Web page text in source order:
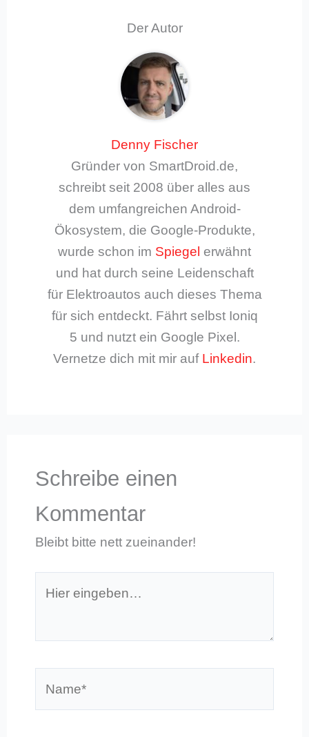
Der Autor
Denny Fischer
Gründer von SmartDroid.de,
schreibt seit 2008 über alles aus
dem umfangreichen Android-
Ökosystem, die Google-Produkte,
wurde schon im Spiegel erwähnt
und hat durch seine Leidenschaft
für Elektroautos auch dieses Thema
für sich entdeckt. Fährt selbst Ioniq
5 und nutzt ein Google Pixel.
Vernetze dich mit mir auf Linkedin.
Schreibe einen
Kommentar
Bleibt bitte nett zueinander!
eingeben…